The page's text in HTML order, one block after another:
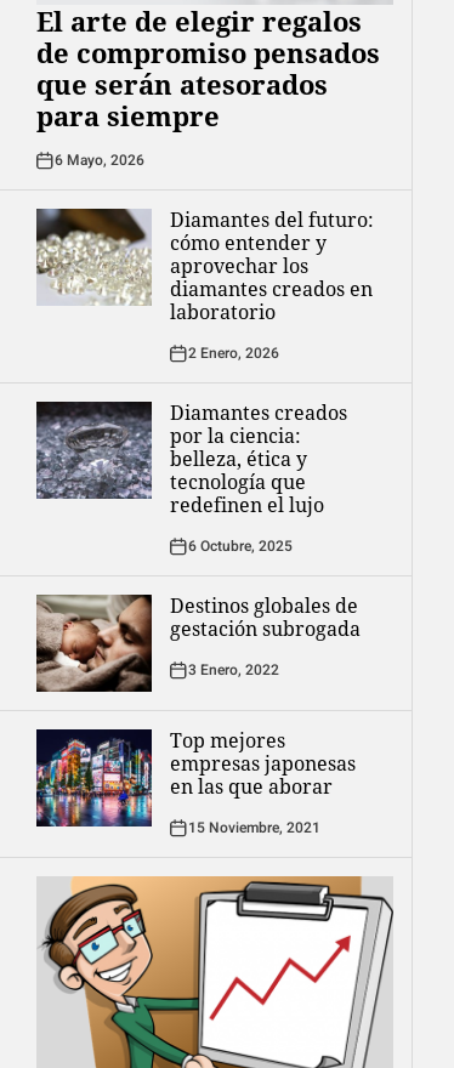
El arte de elegir regalos
de compromiso pensados
que serán atesorados
para siempre
6 Mayo, 2026
Diamantes del futuro:
cómo entender y
aprovechar los
diamantes creados en
laboratorio
2 Enero, 2026
Diamantes creados
por la ciencia:
belleza, ética y
tecnología que
redefinen el lujo
6 Octubre, 2025
Destinos globales de
gestación subrogada
3 Enero, 2022
Top mejores
empresas japonesas
en las que aborar
15 Noviembre, 2021